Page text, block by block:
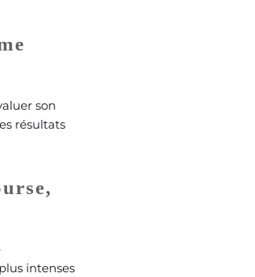
son
résultats
intenses